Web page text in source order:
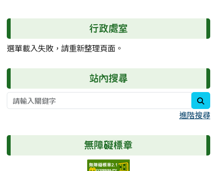
左邊區域內容 行政處室
選單載入失敗，請重新整理頁面。
站內搜尋
進階搜尋
無障礙標章